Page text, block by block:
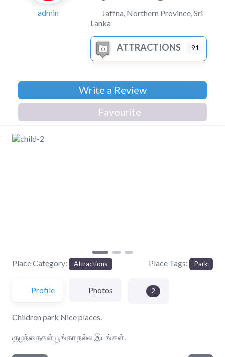
admin Jaffna Northern Province, Sri
Lanka
ATTRACTIONS 91
Write a Review
Favourite
Place Category: Attractions Place Tags: Park
Profile Photos 2
Children park Nice places.
குழந்தைகள் பூங்கா நல்ல இடங்கள்.